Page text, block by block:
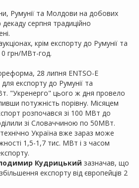
Румунії та Молдови на добових
декаду серпня традиційно
крім експорту до Румунії та
грн/МВт-год.
28 липня ENTSO-E
експорту до Румунії та
"Укренерго" цього ж дня провело
потужність порівну. Місяцем
розпочався зі 100 МВт до
зі Словаччиною по 50МВт.
Україна вже зараз може
1,5-1,7 тис. МВт і з часом
Кудрицький зазначав, що
експорту від європейців 2